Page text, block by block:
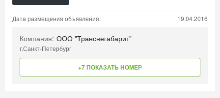
Дата размещения объявления: 19.04.2016
Компания: ООО "Транснегабарит"
г.Санкт-Петербург
+7 ПОКАЗАТЬ НОМЕР